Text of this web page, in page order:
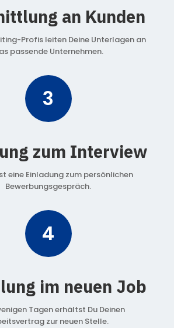
an Kunden
Profis leiten Deine Unterlagen an
passende Unternehmen.
3
zum Interview
eine Einladung zum persönlichen
Bewerbungsgespräch.
4
im neuen Job
Tagen erhältst Du Deinen
zur neuen Stelle.